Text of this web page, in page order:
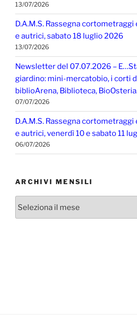
13/07/2026
D.A.M.S. Rassegna
e autrici, sabato 18 luglio 2026
13/07/2026
Newsletter del 07.07.2026 –
giardino: mini-mercatobio, i corti
biblioArena, Biblioteca,
07/07/2026
D.A.M.S. Rassegna
e autrici, venerdì 10 e sabato 11
06/07/2026
ARCHIVI MENSILI